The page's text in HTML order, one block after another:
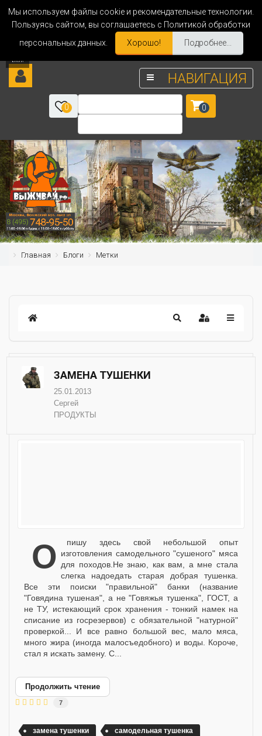
Мы используем файлы cookie и рекомендательные технологии.
Пользуясь сайтом, вы соглашаетесь с Политикой обработки
персональных данных.
Хорошо! Подробнее...
НАВИГАЦИЯ
0 0
Главная Блоги Метки
ЗАМЕНА ТУШЕНКИ
25.01.2013
Сергей
ПРОДУКТЫ
Опишу здесь свой небольшой опыт изготовления самодельного "сушеного" мяса
для походов.Не знаю, как вам, а мне стала
слегка надоедать старая добрая тушенка.
Все эти поиски "правильной" банки (название
"Говядина тушеная", а не "Говяжья тушенка", ГОСТ, а
не ТУ, истекающий срок хранения - тонкий намек на
списание из госрезервов) с обязательной "натурной"
проверкой... И все равно большой вес, мало мяса,
много жира (иногда малосъедобного) и воды. Короче,
стал я искать замену. С...
Продолжить чтение
7
замена тушенки
самодельная тушенка